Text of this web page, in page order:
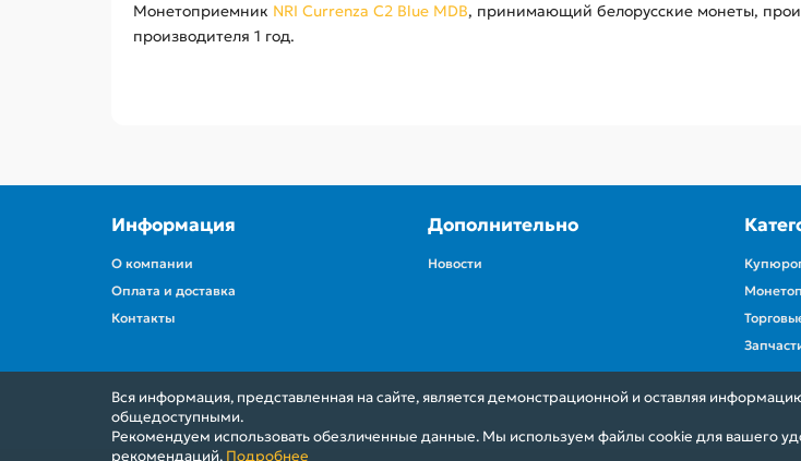
Монетоприемник NRI Currenza C2 Blue MDB, принимающий белорусские монеты,
производителя 1 год.
Вся информация, представленная на сайте, является демонстрационной и оставляя
общедоступными.
Рекомендуем использовать обезличенные данные. Мы используем файлы cookie для вашего
рекомендаций. Подробнее
Информация
О компании
Оплата и доставка
Контакты
Дополнительно
Новости